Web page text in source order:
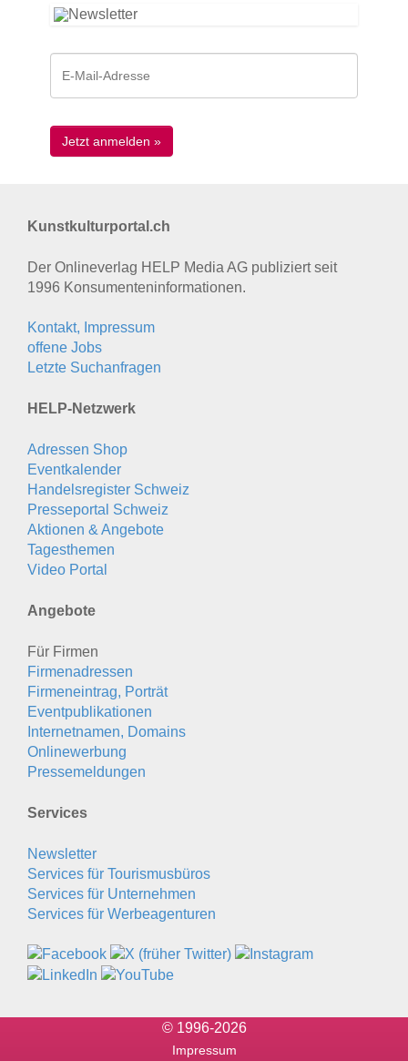
Kunstkulturportal.ch
Der Onlineverlag HELP Media AG publiziert seit
1996 Konsumenten­informationen.
Kontakt, Impressum
offene Jobs
Letzte Suchanfragen
HELP-Netzwerk
Adressen Shop
Eventkalender
Handelsregister Schweiz
Presseportal Schweiz
Aktionen & Angebote
Tagesthemen
Video Portal
Angebote
Für Firmen
Firmenadressen
Firmeneintrag, Porträt
Eventpublikationen
Internetnamen, Domains
Onlinewerbung
Pressemeldungen
Services
Newsletter
Services für Tourismusbüros
Services für Unternehmen
Services für Werbeagenturen
© 1996-2026
Impressum